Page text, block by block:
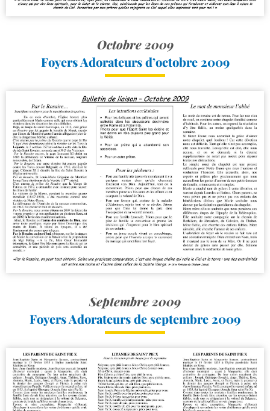
Octobre 2009
Foyers Adorateurs d’octobre 2009
Septembre 2009
Foyers Adorateurs de septembre 2009